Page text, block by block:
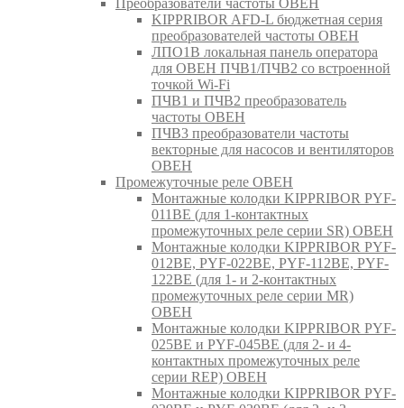
Преобразователи частоты ОВЕН
KIPPRIBOR AFD-L бюджетная серия
преобразователей частоты ОВЕН
ЛПО1В локальная панель оператора
для ОВЕН ПЧВ1/ПЧВ2 со встроенной
точкой Wi-Fi
ПЧВ1 и ПЧВ2 преобразователь
частоты ОВЕН
ПЧВ3 преобразователи частоты
векторные для насосов и вентиляторов
ОВЕН
Промежуточные реле ОВЕН
Монтажные колодки KIPPRIBOR PYF-
011BE (для 1-контактных
промежуточных реле серии SR) ОВЕН
Монтажные колодки KIPPRIBOR PYF-
012BE, PYF-022BE, PYF-112BE, PYF-
122BE (для 1- и 2-контактных
промежуточных реле серии MR)
ОВЕН
Монтажные колодки KIPPRIBOR PYF-
025BE и PYF-045BE (для 2- и 4-
контактных промежуточных реле
серии REP) ОВЕН
Монтажные колодки KIPPRIBOR PYF-